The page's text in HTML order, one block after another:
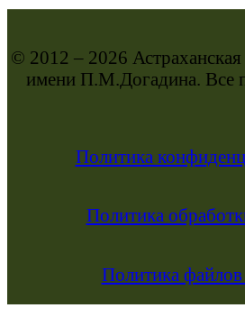
© 2012 – 2026 Астраханская
имени П.М.Догадина. Все
Политика
Политика
Политика